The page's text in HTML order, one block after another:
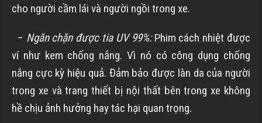
cho người cầm lái và người ngồi trong xe.
− Ngăn chặn được tia UV 99%:Phim cách nhiệt được
ví như kem chống nắng. Vì nó có công dụng chống
nắng cực kỳ hiệu quả. Đảm bảo được làn da của người
trong xe và trang thiết bị nội thất bên trong xe không
hề chịu ảnh hưởng hay tác hại quan trọng.